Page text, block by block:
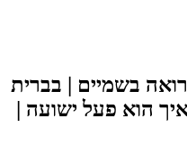
בשמיים | בברית
הוא פעל ישועה |